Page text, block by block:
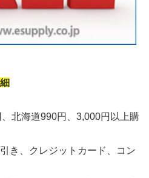
北海道990円、 3,000円以上購
き、クレジットカード、コン